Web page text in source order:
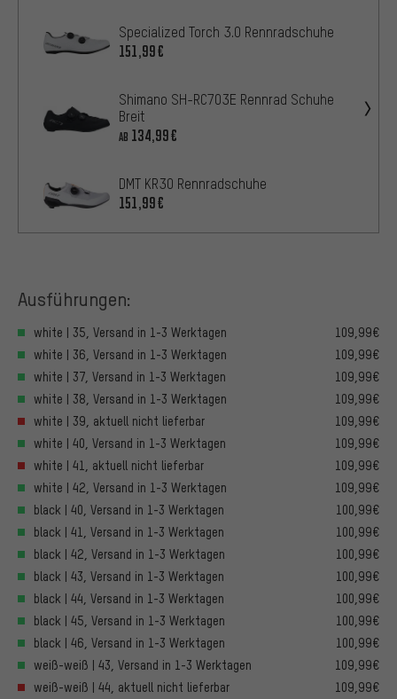
Specialized Torch 3.0 Rennradschuhe
151,99€
Shimano SH-RC703E Rennrad Schuhe
Breit
AB 134,99€
DMT KR30 Rennradschuhe
151,99€
Ausführungen:
white | 35, Versand in 1-3 Werktagen
109,99€
white | 36, Versand in 1-3 Werktagen
109,99€
white | 37, Versand in 1-3 Werktagen
109,99€
white | 38, Versand in 1-3 Werktagen
109,99€
white | 39, aktuell nicht lieferbar
109,99€
white | 40, Versand in 1-3 Werktagen
109,99€
white | 41, aktuell nicht lieferbar
109,99€
white | 42, Versand in 1-3 Werktagen
109,99€
black | 40, Versand in 1-3 Werktagen
100,99€
black | 41, Versand in 1-3 Werktagen
100,99€
black | 42, Versand in 1-3 Werktagen
100,99€
black | 43, Versand in 1-3 Werktagen
100,99€
black | 44, Versand in 1-3 Werktagen
100,99€
black | 45, Versand in 1-3 Werktagen
100,99€
black | 46, Versand in 1-3 Werktagen
100,99€
weiß-weiß | 43, Versand in 1-3 Werktagen
109,99€
weiß-weiß | 44, aktuell nicht lieferbar
109,99€